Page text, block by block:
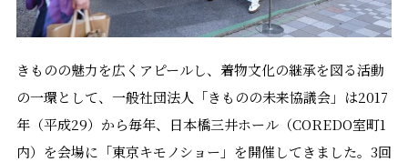
きものの魅力を広くアピールし、着物文化の継承を図る活動
の一環として、一般社団法人「きものの未来協議会」は2017
年（平成29）から毎年、日本橋三井ホール（COREDO室町1
内）を会場に「東京キモノショー」を開催してきました。3回